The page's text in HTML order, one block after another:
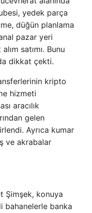
yedek parça
düğün planlama
pazar yeri
satımı. Bunu
dikkat çekti.
kripto
hizmeti
aracılık
gelen
Ayrıca kumar
ve akrabalar
Şimşek, konuya
bahanelerle banka